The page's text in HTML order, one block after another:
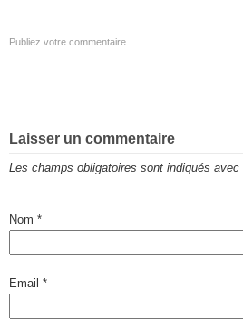
Publiez votre commentaire
Laisser un commentaire
Les champs obligatoires sont indiqués avec
Nom *
Email *